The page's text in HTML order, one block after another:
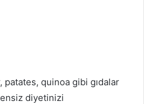
patates, quinoa gibi gıdalar
diyetinizi